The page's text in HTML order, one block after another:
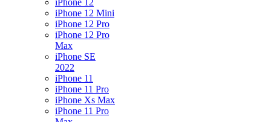
iPhone 12
iPhone 12 Mini
iPhone 12 Pro
iPhone 12 Pro
Max
iPhone SE
2022
iPhone 11
iPhone 11 Pro
iPhone Xs Max
iPhone 11 Pro